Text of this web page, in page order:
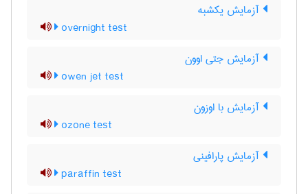
آزمایش یکشبه
overnight test
آزمایش جتی اوون
owen jet test
آزمایش با اوزون
ozone test
آزمایش پارافینی
paraffin test